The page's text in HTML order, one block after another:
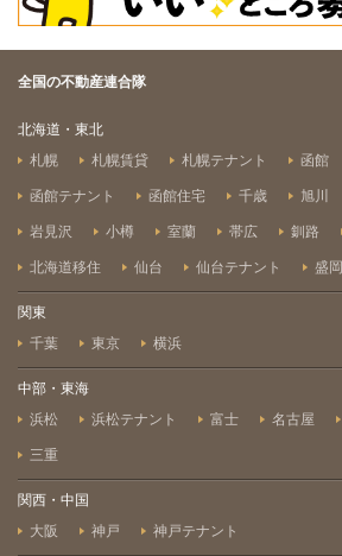
全国の不動産連合隊
北海道・東北
札幌
札幌賃貸 札幌テナント 函館
函館テナント 函館住宅 千歳 旭川
岩見沢 小樽 室蘭 帯広 釧路
北海道移住 仙台 仙台テナント 盛岡
関東
千葉
東京 横浜
中部・東海
浜松
浜松テナント 富士 名古屋
三重
関西・中国
大阪
神戸 神戸テナント